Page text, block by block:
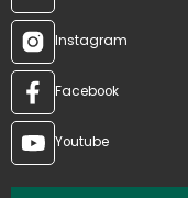
Instagram
Facebook
Youtube